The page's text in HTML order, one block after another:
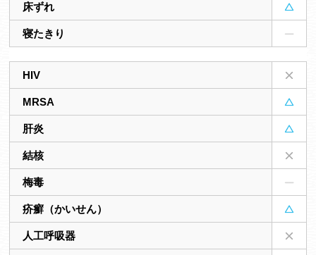
床ずれ
寝たきり
HIV
MRSA
肝炎
結核
梅毒
疥癬（かいせん）
人工呼吸器